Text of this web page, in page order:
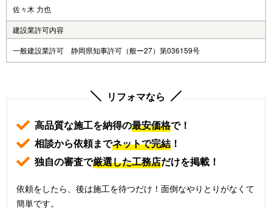
佐々木 力也
建設業許可内容
一般建設業許可 静岡県知事許可（般ー27）第036159号
リフォマなら
高品質な施工を納得の最安価格で！
相談から依頼までネットで完結 ！
独自の審査で厳選した工務店だけを掲載！
依頼をしたら、後は施工を待つだけ！面倒なやりとりがなくて
簡単です。